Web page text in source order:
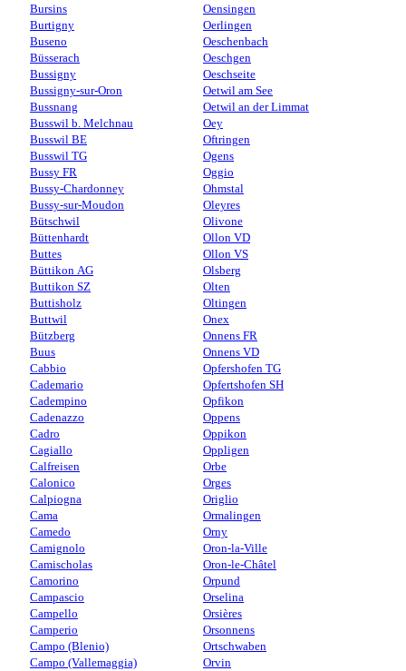
Bursins
Burtigny
Buseno
Büsserach
Bussigny
Bussigny-sur-Oron
Bussnang
Busswil b. Melchnau
Busswil BE
Busswil TG
Bussy FR
Bussy-Chardonney
Bussy-sur-Moudon
Bütschwil
Büttenhardt
Buttes
Büttikon AG
Buttikon SZ
Buttisholz
Buttwil
Bützberg
Buus
Cabbio
Cademario
Cadempino
Cadenazzo
Cadro
Cagiallo
Calfreisen
Calonico
Calpiogna
Cama
Camedo
Camignolo
Camischolas
Camorino
Campascio
Campello
Camperio
Campo (Blenio)
Campo (Vallemaggia)
Oensingen
Oerlingen
Oeschenbach
Oeschgen
Oeschseite
Oetwil am See
Oetwil an der Limmat
Oey
Oftringen
Ogens
Oggio
Ohmstal
Oleyres
Olivone
Ollon VD
Ollon VS
Olsberg
Olten
Oltingen
Onex
Onnens FR
Onnens VD
Opfershofen TG
Opfertshofen SH
Opfikon
Oppens
Oppikon
Oppligen
Orbe
Orges
Origlio
Ormalingen
Orny
Oron-la-Ville
Oron-le-Châtel
Orpund
Orselina
Orsières
Orsonnens
Ortschwaben
Orvin